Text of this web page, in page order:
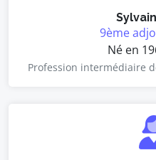
9ème
Né en
Profession intermédiaire